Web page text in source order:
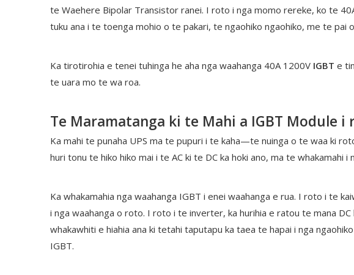
te Waehere Bipolar Transistor ranei. I roto i nga momo rereke, ko te
tuku ana i te toenga mohio o te pakari, te ngaohiko ngaohiko, me te pai
Ka tirotirohia e tenei tuhinga he aha nga waahanga 40A 1200V IGBT e
te uara mo te wa roa.
Te Maramatanga ki te Mahi a IGBT Module i
Ka mahi te punaha UPS ma te pupuri i te kaha—te nuinga o te waa ki
huri tonu te hiko hiko mai i te AC ki te DC ka hoki ano, ma te whakamahi
Ka whakamahia nga waahanga IGBT i enei waahanga e rua. I roto i te
i nga waahanga o roto. I roto i te inverter, ka hurihia e ratou te mana
whakawhiti e hiahia ana ki tetahi taputapu ka taea te hapai i nga
IGBT.